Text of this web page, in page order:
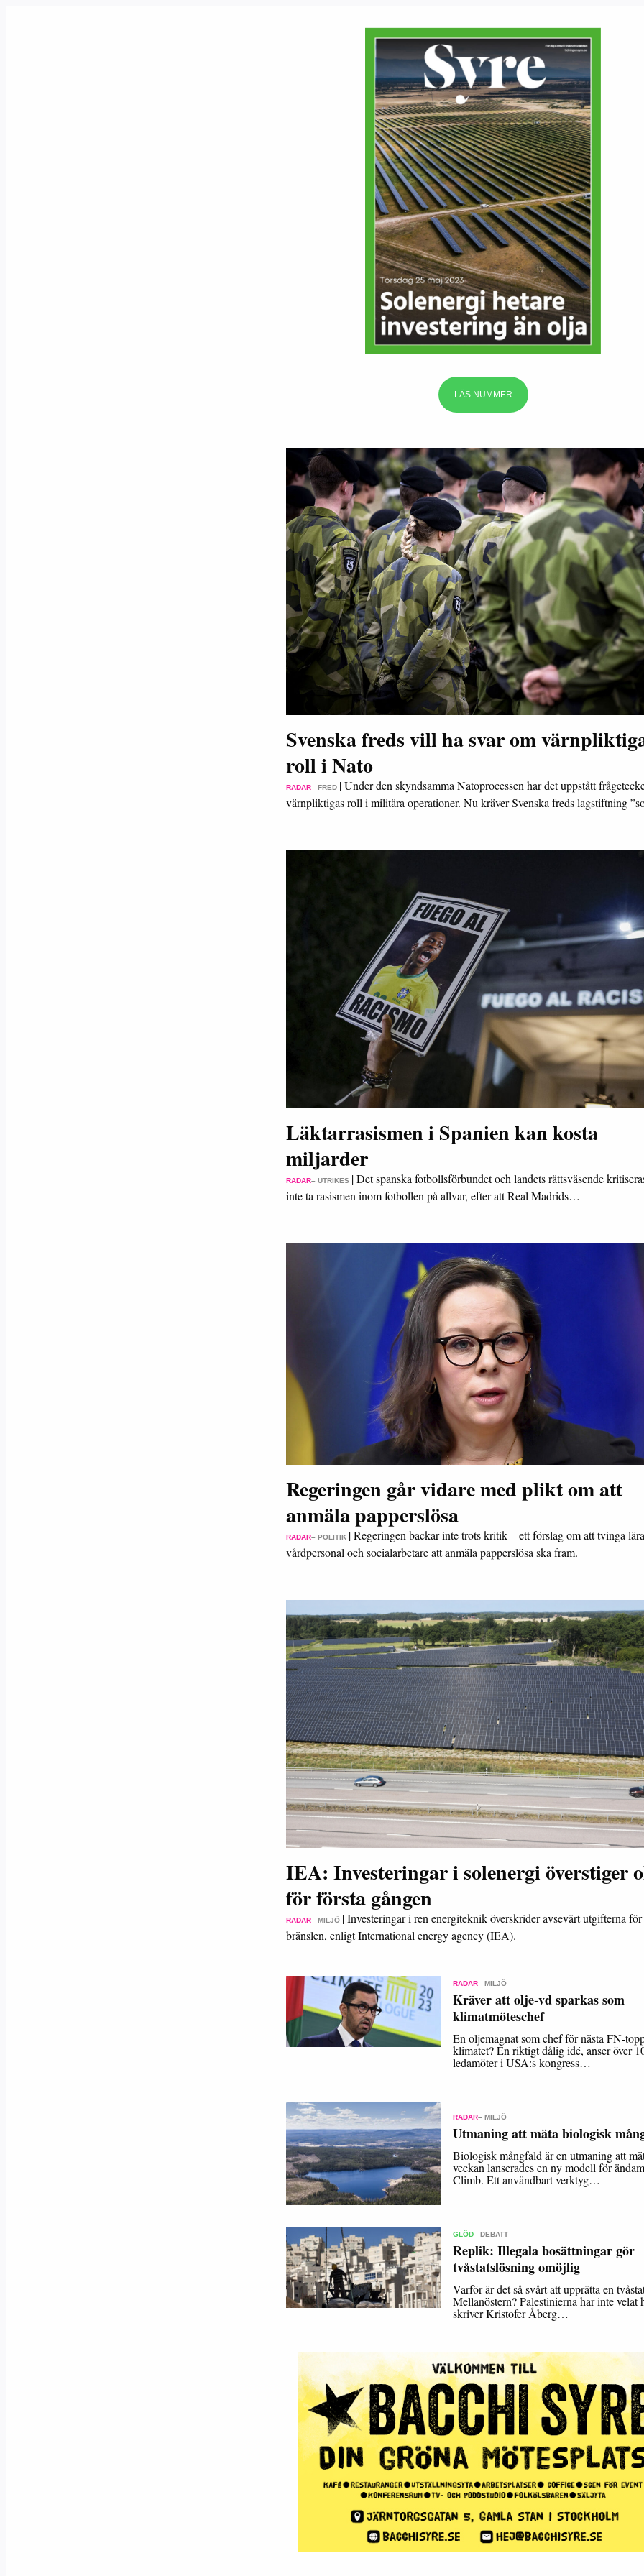
LÄS NUMMER
Svenska freds vill ha svar om
roll i Nato
RADAR– FRED |Under den skyndsamma Natoprocessen har det uppstått
värnpliktigas roll i militära operationer. Nu kräver Svenska freds lagstiftning
Läktarrasismen i Spanien kan kosta
miljarder
RADAR– UTRIKES |Det spanska fotbollsförbundet och landets rättsväsende
inte ta rasismen inom fotbollen på allvar, efter att Real Madrids…
Regeringen går vidare med plikt om att
anmäla papperslösa
RADAR– POLITIK |Regeringen backar inte trots kritik – ett förslag om att tvinga
vårdpersonal och socialarbetare att anmäla papperslösa ska fram.
IEA: Investeringar i solenergi överstiger
för första gången
RADAR– MILJÖ |Investeringar i ren energiteknik överskrider avsevärt utgifterna
bränslen, enligt International energy agency (IEA).
RADAR– MILJÖ
Kräver att olje-vd sparkas som
klimatmöteschef
En oljemagnat som chef för nästa FN-
klimatet? En riktigt dålig idé, anser över
ledamöter i USA:s kongress…
RADAR– MILJÖ
Utmaning att mäta biologisk
Biologisk mångfald är en utmaning att
veckan lanserades en ny modell för
Climb. Ett användbart verktyg…
GLÖD– DEBATT
Replik: Illegala bosättningar gör
tvåstatslösning omöjlig
Varför är det så svårt att upprätta en
Mellanöstern? Palestinierna har inte velat
skriver Kristofer Åberg…